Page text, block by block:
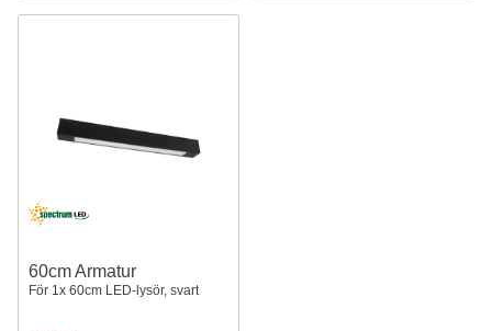
60cm Armatur
För 1x 60cm LED-lysör, svart